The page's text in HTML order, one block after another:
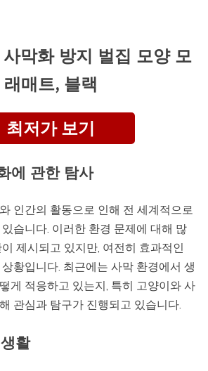
막화 방지 벌집 모양 모
래매트, 블랙
최저가 보기
에 관한 탐사
인간의 활동으로 인해 전 세계적으로
습니다. 이러한 환경 문제에 대해 많
제시되고 있지만, 여전히 효과적인
황입니다. 최근에는 사막 환경에서 생
게 적응하고 있는지, 특히 고양이와 사
관심과 탐구가 진행되고 있습니다.
활